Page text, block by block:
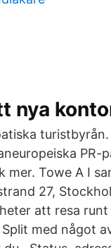
nya
mer. Towe A I
27,
att resa
med något